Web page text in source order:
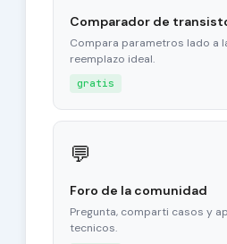
Comparador de
Compara parametros lado a
reemplazo ideal.
gratis
💬
Foro de la comunidad
Pregunta, comparti casos y
tecnicos.